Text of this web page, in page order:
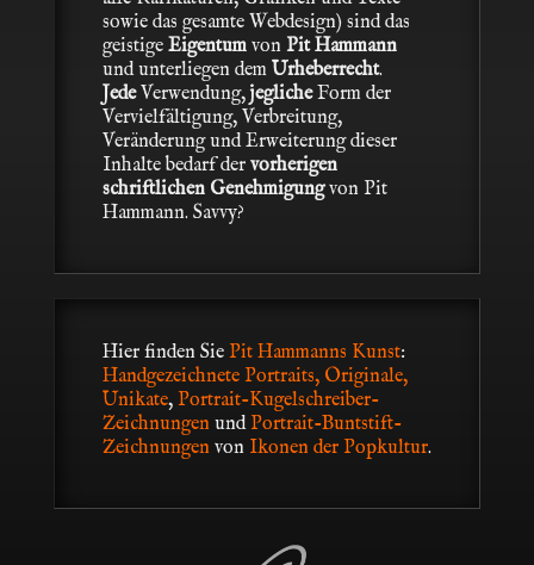
sowie das gesamte Webdesign) sind das
geistige Eigentumvon Pit Hammann
und unterliegen dem Urheberrecht.
JedeVerwendung, jeglicheForm der
Vervielfältigung, Verbreitung,
Veränderung und Erweiterung dieser
Inhalte bedarf der vorherigen
schriftlichen Genehmigungvon Pit
Hammann. Savvy?
Hier finden Sie Pit Hammanns Kunst:
Handgezeichnete Portraits, Originale,
Unikate, Portrait-Kugelschreiber-
Zeichnungenund Portrait-Buntstift-
Zeichnungen von Ikonen der Popkultur.